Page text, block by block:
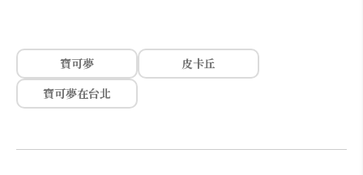
寶可夢
皮卡丘
寶可夢在台北